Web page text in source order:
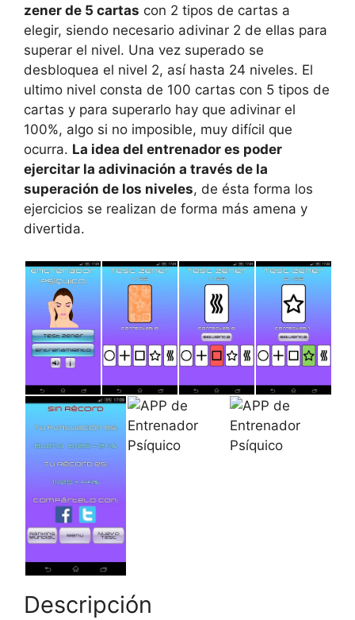
zener de 5 cartas con 2 tipos de cartas a
elegir, siendo necesario adivinar 2 de ellas para
superar el nivel. Una vez superado se
desbloquea el nivel 2, así hasta 24 niveles. El
ultimo nivel consta de 100 cartas con 5 tipos de
cartas y para superarlo hay que adivinar el
100%, algo si no imposible, muy difícil que
ocurra. La idea del entrenador es poder
ejercitar la adivinación a través de la
superación de los niveles, de ésta forma los
ejercicios se realizan de forma más amena y
divertida.
Descripción